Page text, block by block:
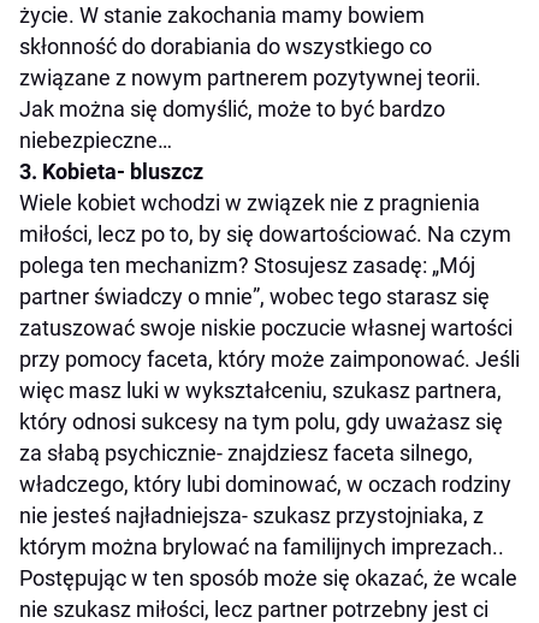
życie. W stanie zakochania mamy bowiem
skłonność do dorabiania do wszystkiego co
związane z nowym partnerem pozytywnej teorii.
Jak można się domyślić, może to być bardzo
niebezpieczne…
3. Kobieta- bluszcz
Wiele kobiet wchodzi w związek nie z pragnienia
miłości, lecz po to, by się dowartościować. Na czym
polega ten mechanizm? Stosujesz zasadę: „Mój
partner świadczy o mnie”, wobec tego starasz się
zatuszować swoje niskie poczucie własnej wartości
przy pomocy faceta, który może zaimponować. Jeśli
więc masz luki w wykształceniu, szukasz partnera,
który odnosi sukcesy na tym polu, gdy uważasz się
za słabą psychicznie- znajdziesz faceta silnego,
władczego, który lubi dominować, w oczach rodziny
nie jesteś najładniejsza- szukasz przystojniaka, z
którym można brylować na familijnych imprezach..
Postępując w ten sposób może się okazać, że wcale
nie szukasz miłości, lecz partner potrzebny jest ci